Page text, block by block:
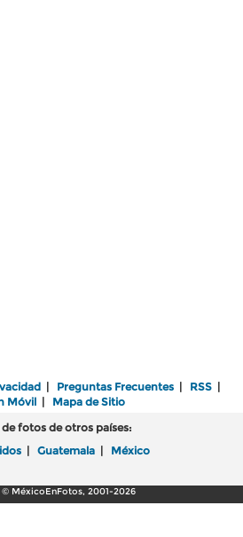
| Preguntas Frecuentes | RSS |
Móvil| Mapa de Sitio
de fotos de otros países:
| Guatemala | México
MéxicoEnFotos, 2001-2026